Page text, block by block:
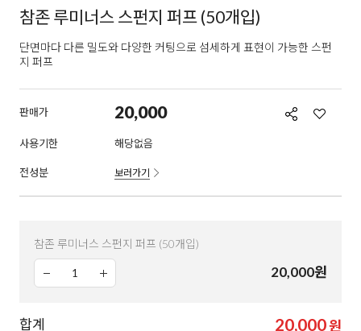
참존 루미너스 스펀지 퍼프 (50개입)
단면마다 다른 밀도와 다양한 커팅으로 섬세하게 표현이 가능한 스펀
지 퍼프
판매가 20,000
사용기한 해당없음
전성분 보러가기
참존 루미너스 스펀지 퍼프 (50개입)
20,000원
합계 20,000원